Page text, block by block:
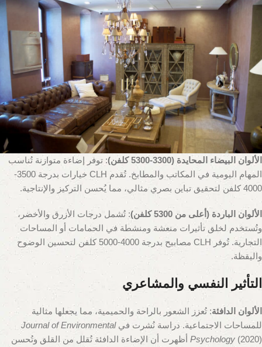
الألوان البيضاء المحايدة (3300-5300 كلفن)
: توفر إضاءة متوازنة تُناسب
المهام اليومية في المكاتب والمطابخ. تُقدم CLH خيارات بدرجة 3500-
4000 كلفن لتحقيق تباين بصري مثالي، مما يُحسن التركيز والإنتاجية.
الألوان الباردة (أعلى من 5300 كلفن)
: تُشمل درجات الأزرق والأخضر،
وتُستخدم لخلق تأثيرات منعشة ومنشطة في الحمامات أو المساحات
التجارية. تُوفر CLH مصابيح بدرجة 4000-5000 كلفن لتحسين الوضوح
واليقظة.
التأثير النفسي والمشاعري
الألوان الدافئة: تُعزز الشعور بالراحة والحميمية، مما يجعلها مثالية
للمساحات الاجتماعية. دراسة نُشرت فيJournal of Environmental
Psychology (2020) أظهرت أن الإضاءة الدافئة تُقلل من القلق وتُحسن